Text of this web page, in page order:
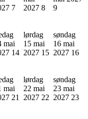
7
2027 8
9
mai
14
lørdag
15 mai
2027 15
søndag
16 mai
2027 16
mai
21
lørdag
22 mai
2027 22
søndag
23 mai
2027 23